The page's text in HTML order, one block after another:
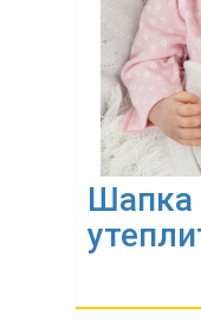
Шапка